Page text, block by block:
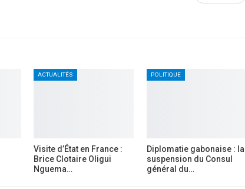
ACTUALITÉS
Visite d’État en France :
Brice Clotaire Oligui
Nguema…
POLITIQUE
Diplomatie gabonaise : la
suspension du Consul
général du…